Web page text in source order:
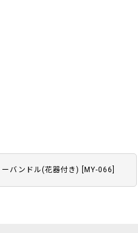
バンドル(花器付き) MY-066